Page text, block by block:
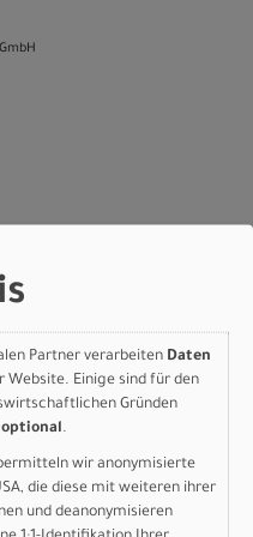
X 5.0
/
S
Partner verarbeiten Daten
Website. Einige sind für den
Gründen
optional.
wir anonymisierte
die diese mit weiteren ihrer
und deanonymisieren